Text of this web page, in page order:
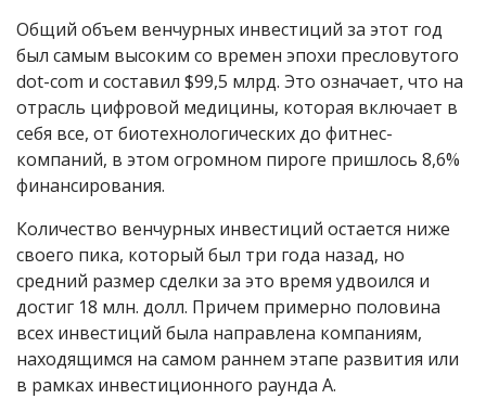
Общий объем венчурных инвестиций за этот год
был самым высоким со времен эпохи пресловутого
dot-com и составил $99,5 млрд. Это означает, что на
отрасль цифровой медицины, которая включает в
себя все, от биотехнологических до фитнес-
компаний, в этом огромном пироге пришлось 8,6%
финансирования.
Количество венчурных инвестиций остается ниже
своего пика, который был три года назад, но
средний размер сделки за это время удвоился и
достиг 18 млн. долл. Причем примерно половина
всех инвестиций была направлена компаниям,
находящимся на самом раннем этапе развития или
в рамках инвестиционного раунда А.